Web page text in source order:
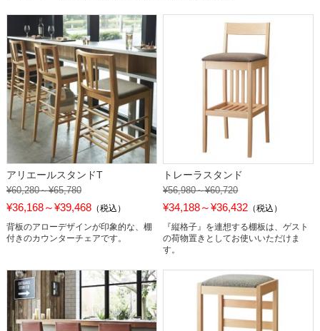
アリエールスタンドT
¥60,280～¥65,780
¥36,168～¥39,468（税込）
背板のアローデザインが印象的な、棚
付きのカウンターチェアです。
トレーラスタンド
¥56,980～¥60,720
¥34,188～¥36,432 （税込）
『縦格子』を連想する棚板は、ゲスト
の荷物置きとしてお使いいただけま
す。